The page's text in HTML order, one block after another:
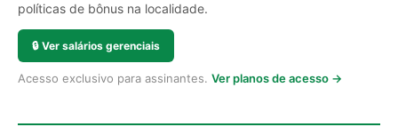
políticas de bônus na localidade.
🔒 Ver salários gerenciais
Acesso exclusivo para assinantes. Ver planos de acesso →